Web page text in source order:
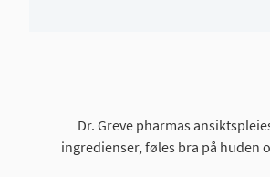
Dr. Greve pharmas
ingredienser, føles bra på huden